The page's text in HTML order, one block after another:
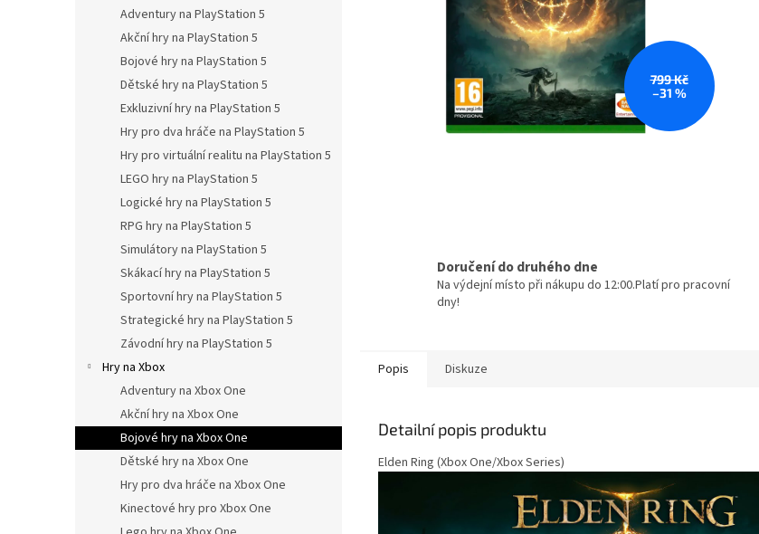
Adventury na PlayStation 5
Akční hry na PlayStation 5
Bojové hry na PlayStation 5
Dětské hry na PlayStation 5
Exkluzivní hry na PlayStation 5
Hry pro dva hráče na PlayStation 5
Hry pro virtuální realitu na PlayStation 5
LEGO hry na PlayStation 5
Logické hry na PlayStation 5
RPG hry na PlayStation 5
Simulátory na PlayStation 5
Skákací hry na PlayStation 5
Sportovní hry na PlayStation 5
Strategické hry na PlayStation 5
Závodní hry na PlayStation 5
Hry na Xbox
Adventury na Xbox One
Akční hry na Xbox One
Bojové hry na Xbox One
Dětské hry na Xbox One
Hry pro dva hráče na Xbox One
Kinectové hry pro Xbox One
799 Kč
–31 %
Doručení do druhého dne
Na výdejní místo při nákupu do 12:00.Platí pro pracovní
dny!
Popis Diskuze
Detailní popis produktu
Elden Ring (Xbox One/Xbox Series)